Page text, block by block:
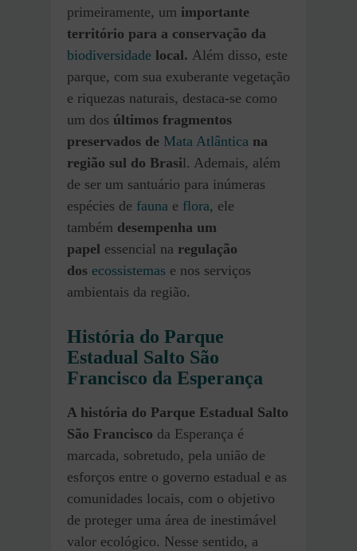
primeiramente, um importante
território para a conservação da
biodiversidade local. Além disso, este
parque, com sua exuberante vegetação
e riquezas naturais, destaca-se como
um dos últimos fragmentos
preservados de Mata Atlântica na
região sul do Brasil. Ademais, além
de ser um santuário para inúmeras
espécies de fauna e flora, ele
também desempenha um
papel essencial na regulação
dos ecossistemas e nos serviços
ambientais da região.
História do Parque
Estadual Salto São
Francisco da Esperança
A história do Parque Estadual Salto
São Francisco da Esperança é
marcada, sobretudo, pela união de
esforços entre o governo estadual e as
comunidades locais, com o objetivo
de proteger uma área de inestimável
valor ecológico. Nesse sentido, a